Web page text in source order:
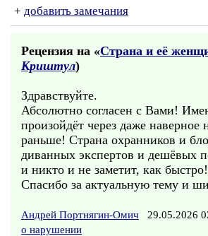
+ добавить замечания
Рецензия на «Страна и её
Криштул)
Здравствуйте.
Абсолютно согласен с Вами!
произойдёт через даже наверное
раньше! Страна охранников и
диванных экспертов и дешёвых
и никто и не заметит, как быстро!
Спасибо за актуальную тему и
Андрей Портнягин-Омич 29.05.2026
о нарушении